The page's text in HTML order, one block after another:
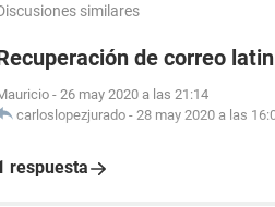
similares
de correo
- 26 may 2020 a las 21:14
carloslopezjurado - 28 may 2020 a las
respuesta